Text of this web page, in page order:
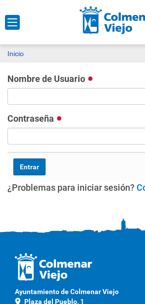
Inicio
Nombre de Usuario
Contraseña
¿Problemas para iniciar sesión?
Ayuntamiento de Colmenar Viejo
location_on Plaza del Pueblo, 1